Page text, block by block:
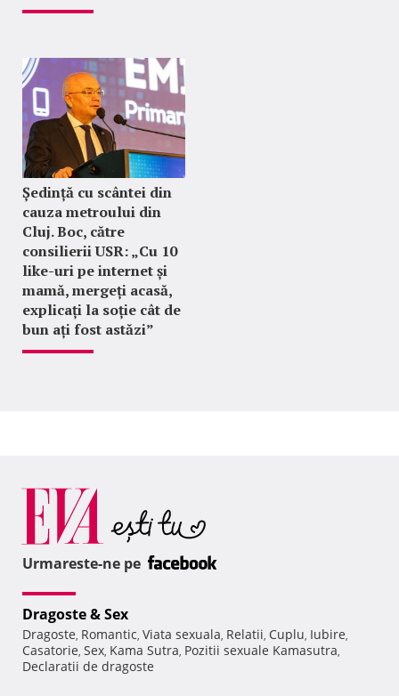
Ședință cu scântei din
cauza metroului din
Cluj. Boc, către
consilierii USR: „Cu 10
like-uri pe internet și
mamă, mergeți acasă,
explicați la soție cât de
bun ați fost astăzi”
Urmareste-ne pe
Dragoste & Sex
Dragoste, Romantic, Viata sexuala, Relatii, Cuplu, Iubire,
Casatorie, Sex, Kama Sutra, Pozitii sexuale Kamasutra,
Declaratii de dragoste